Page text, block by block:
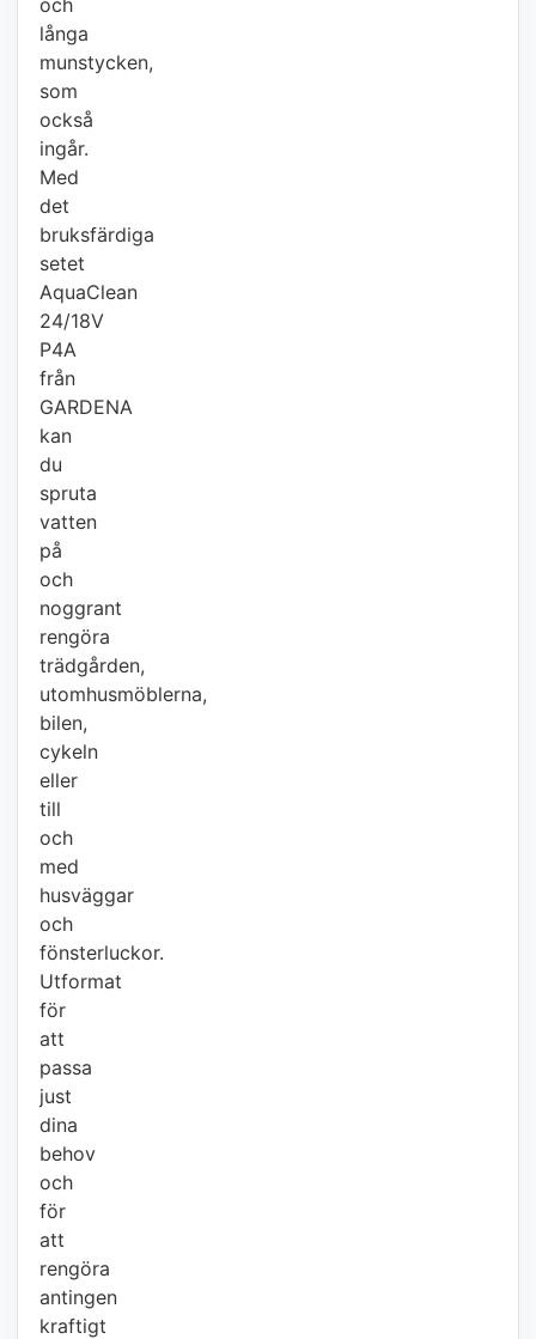
och
långa
munstycken,
som
också
ingår.
Med
det
bruksfärdiga
setet
AquaClean
24/18V
P4A
från
GARDENA
kan
du
spruta
vatten
på
och
noggrant
rengöra
trädgården,
utomhusmöblerna,
bilen,
cykeln
eller
till
och
med
husväggar
och
fönsterluckor.
Utformat
för
att
passa
just
dina
behov
och
för
att
rengöra
antingen
kraftigt